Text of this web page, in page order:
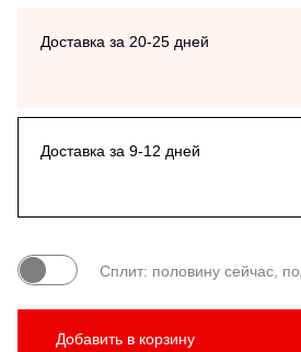
Доставка за 20-25 дней
Доставка за 9-12 дней
Сплит: половину сейчас,
Добавить в корзину